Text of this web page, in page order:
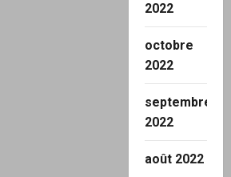
2022
octobre
2022
septembre
2022
août 2022